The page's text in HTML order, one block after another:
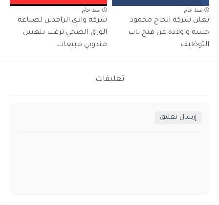
منذ عام
تعلن شركة الحاج محمود
حبيبه واولاده عن فتح باب
التوظيف
منذ عام
شركة وادي الرافدين لصناعة
الورق الصحي ترغب بتعيين
مندوبي مبيعات
تعليقات
إرسال تعليق